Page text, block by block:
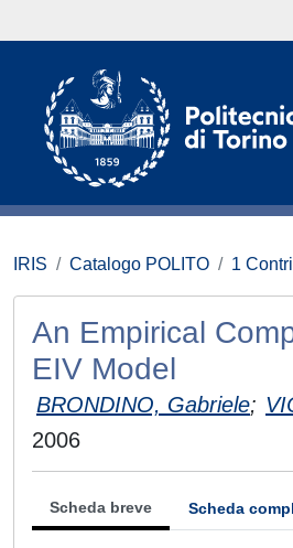
IRIS Catalogo POLITO 1
An Empirical
EIV Model
BRONDINO, Gabriele;
2006
Scheda breve Scheda